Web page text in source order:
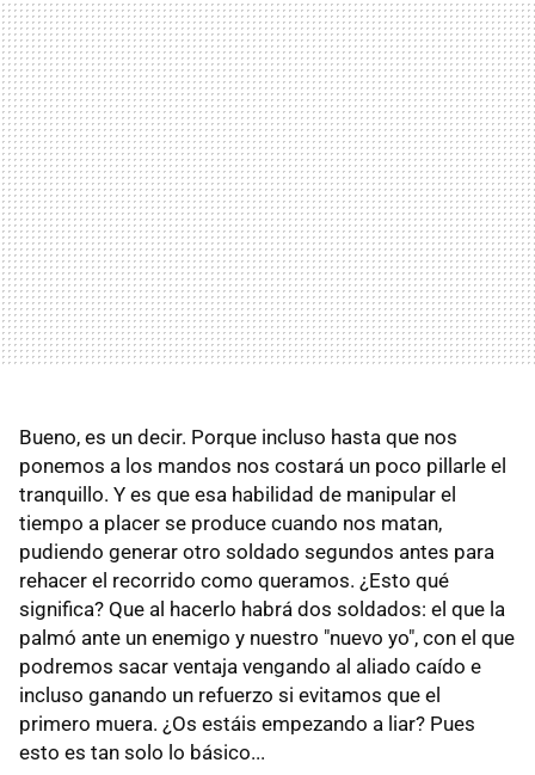
Bueno, es un decir. Porque incluso hasta que nos
ponemos a los mandos nos costará un poco pillarle el
tranquillo. Y es que esa habilidad de manipular el
tiempo a placer se produce cuando nos matan,
pudiendo generar otro soldado segundos antes para
rehacer el recorrido como queramos. ¿Esto qué
significa? Que al hacerlo habrá dos soldados: el que la
palmó ante un enemigo y nuestro "nuevo yo", con el que
podremos sacar ventaja vengando al aliado caído e
incluso ganando un refuerzo si evitamos que el
primero muera. ¿Os estáis empezando a liar? Pues
esto es tan solo lo básico...